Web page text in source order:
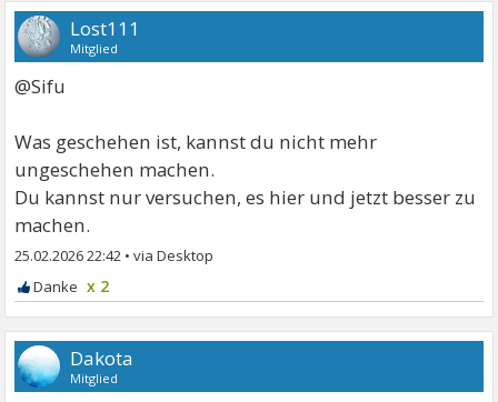
Lost111
Mitglied
@Sifu
Was geschehen ist, kannst du nicht mehr
ungeschehen machen.
Du kannst nur versuchen, es hier und jetzt besser zu
machen.
25.02.2026 22:42 •
x 2
Dakota
Mitglied